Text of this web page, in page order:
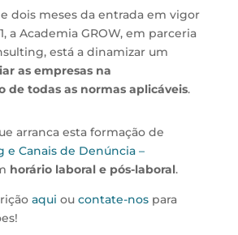
dois meses da entrada em vigor
a Academia GROW, em parceria
está a dinamizar um
as empresas na
de todas as normas aplicáveis.
arranca esta formação de
Canais de Denúncia –
horário laboral e pós-laboral.
aqui ou contate-nospara